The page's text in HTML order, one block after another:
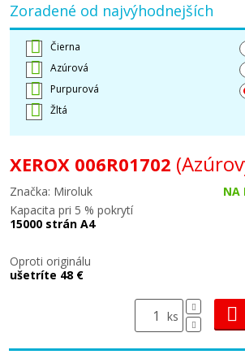
Zoradené od najvýhodnejších
Čierna
Azúrová
Purpurová
Žltá
XEROX 006R01702
Značka: Miroluk
NA
Kapacita pri 5 % pokrytí
15000 strán A4
Oproti originálu
ušetríte 48 €
ks